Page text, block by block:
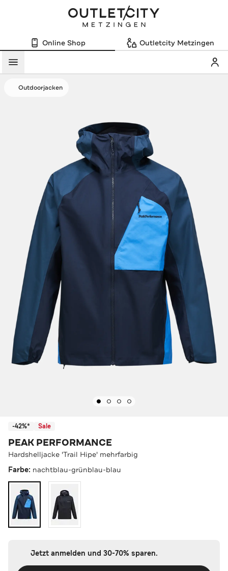
Online Shop Outletcity Metzingen
Menü
Outdoorjacken
-42%* Sale
PEAK PERFORMANCE
Hardshelljacke 'Trail Hipe' mehrfarbig
Farbe: nachtblau-grünblau-blau
Jetzt anmelden und 30-70% sparen.